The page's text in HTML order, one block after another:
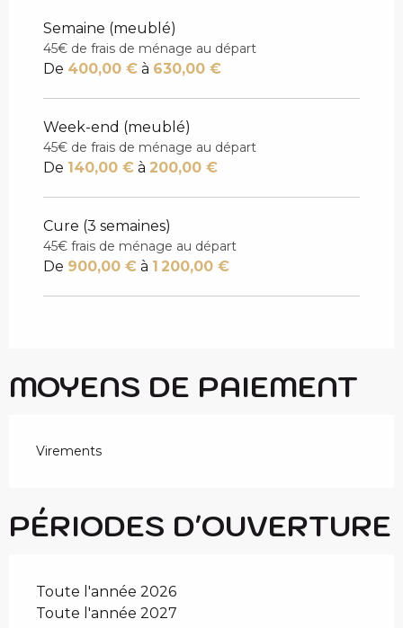
Semaine (meublé)
45€ de frais de ménage au départ
De 400,00 € à 630,00 €
Week-end (meublé)
45€ de frais de ménage au départ
De 140,00 € à 200,00 €
Cure (3 semaines)
45€ frais de ménage au départ
De 900,00 € à 1 200,00 €
MOYENS DE PAIEMENT
Virements
PÉRIODES D'OUVERTURE
Toute l'année 2026
Toute l'année 2027